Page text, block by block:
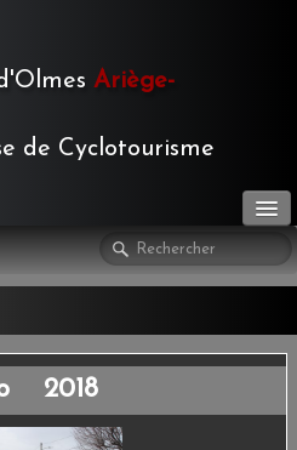
Ariège-
de Cyclotourisme
2018